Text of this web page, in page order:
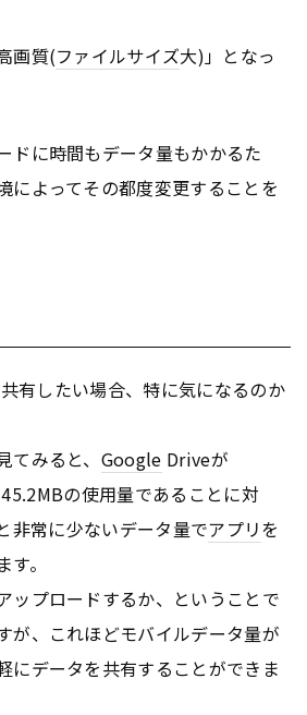
画質(ファイルサイズ大)」となっ
ドに時間もデータ量もかかるた
によってその都度変更することを
有したい場合、特に気になるのか
みると、 Google Driveが
の使用量であることに対
非常に少ないデータ量でアプリを
。
ップロードするか、ということで
が、これほどモバイルデータ量が
にデータを共有することができま